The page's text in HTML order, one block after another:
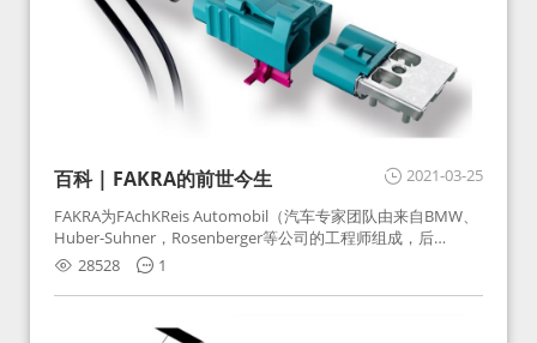
2021-03-25
百科 | FAKRA的前世今生
FAKRA为FAchKReis Automobil（汽车专家团队由来自BMW、
Huber-Suhner，Rosenberger等公司的工程师组成，后
Huber-Suhner相关连接器业务及技术在2010年并入
Rosenberger）缩写。起初为BMW需求用于车载收音机天线连
接，如今FAKRA已成为汽车行业通用标准的射频连接器，被业
28528 1